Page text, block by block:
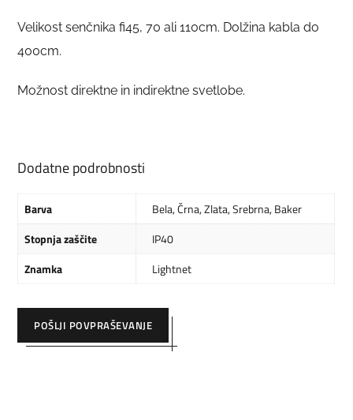
Velikost senčnika fi45, 70 ali 110cm. Dolžina kabla do
400cm.
Možnost direktne in indirektne svetlobe.
Dodatne podrobnosti
Barva Bela,Črna,Zlata,Srebrna,Baker
Stopnja zaščite
IP40
Znamka
Lightnet
POŠLJI POVPRAŠEVANJE